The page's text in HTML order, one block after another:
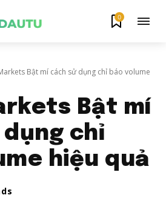
0
Bật mí cách sử dụng chỉ báo volume
Bật mí
chỉ
hiệu quả